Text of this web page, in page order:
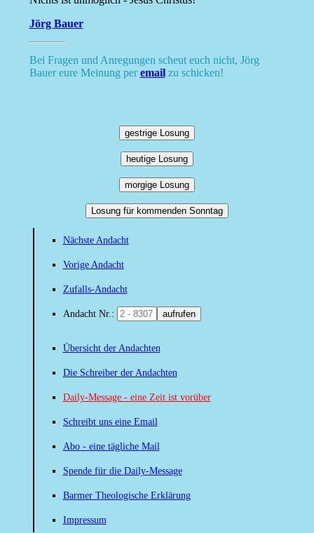
Jörg Bauer
Bei Fragen und Anregungen scheut euch nicht, Jörg
Bauer eure Meinung peremailzu schicken!
gestrige Losung
heutige Losung
morgige Losung
Losung für kommenden Sonntag
Nächste Andacht
Vorige Andacht
Zufalls-Andacht
Andacht Nr.: aufrufen
Übersicht der Andachten
Die Schreiber der Andachten
Daily-Message - eine Zeit ist vorüber
Schreibt uns eine Email
Abo - eine tägliche Mail
Spende für die Daily-Message
Barmer Theologische Erklärung
Impressum